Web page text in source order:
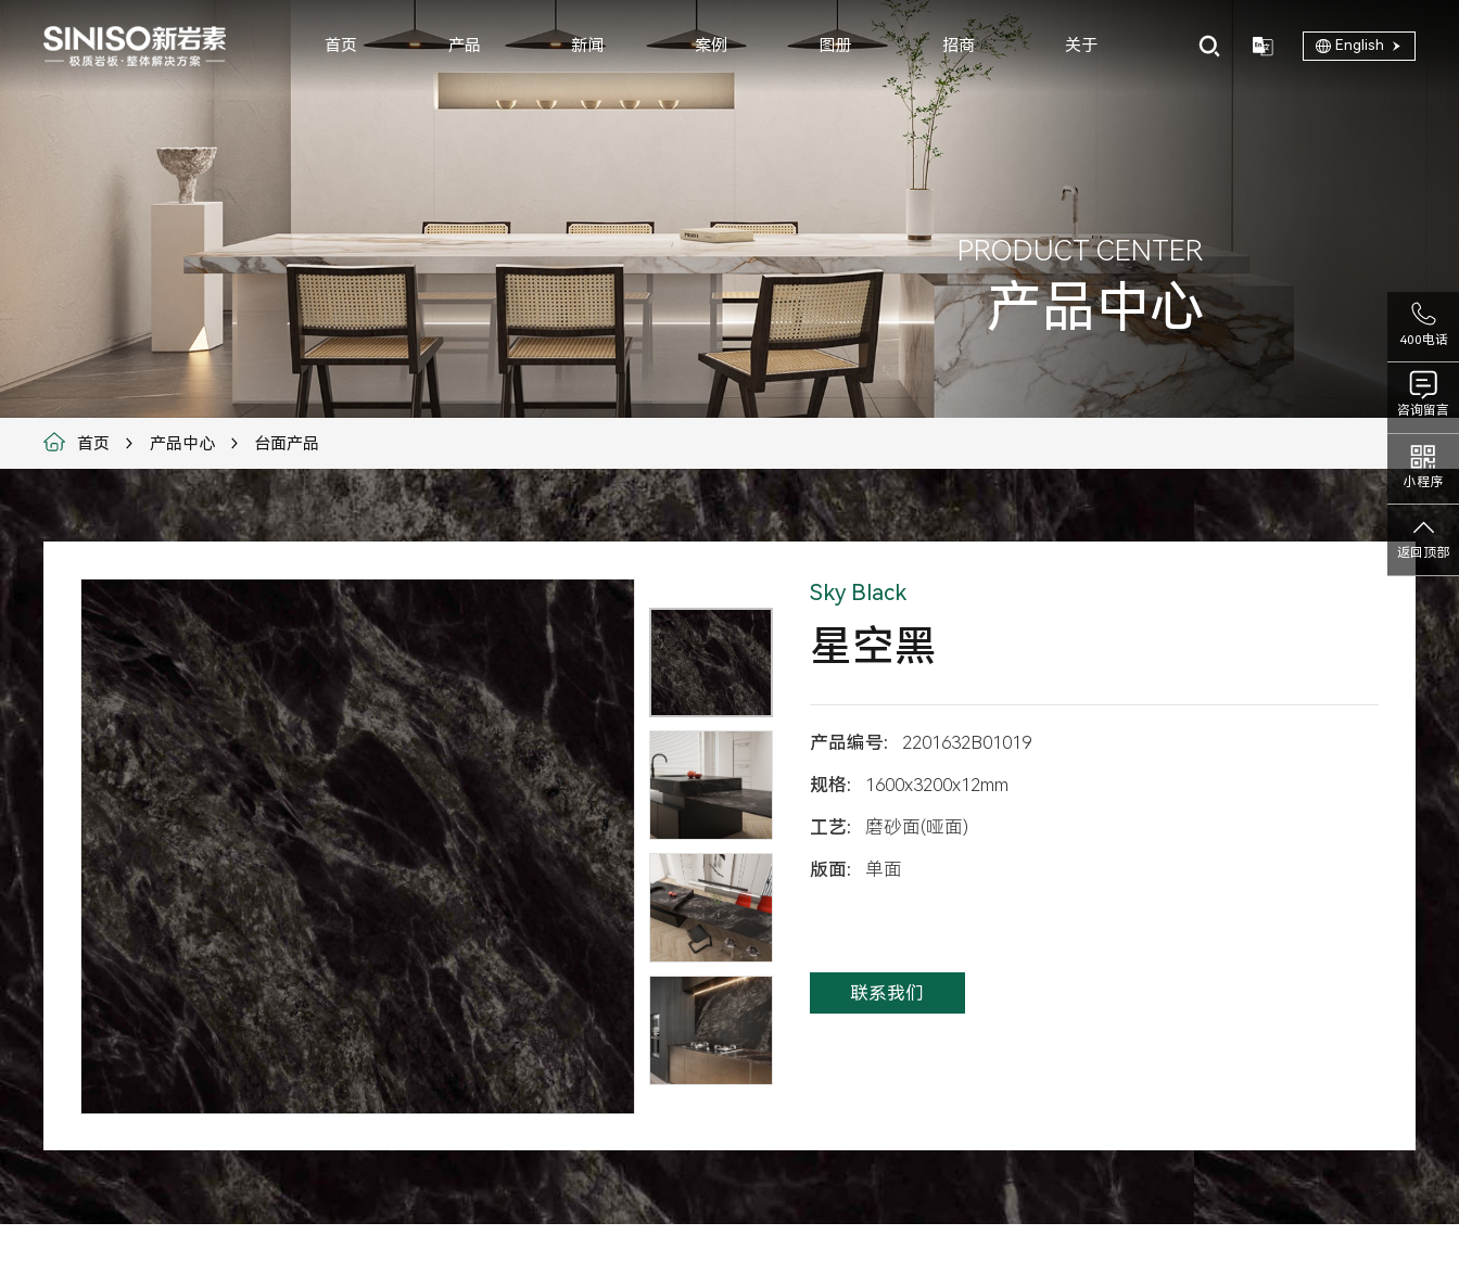
首页 产品 新闻 案例 图册 招商 关于 English
PRODUCT CENTER
产品中心
首页 产品中心 台面产品
Sky Black
星空黑
产品编号:
2201632B01019
规格:
1600x3200x12mm
工艺:
磨砂面(哑面)
版面:
单面
联系我们
400电话
咨询留言
小程序
返回顶部